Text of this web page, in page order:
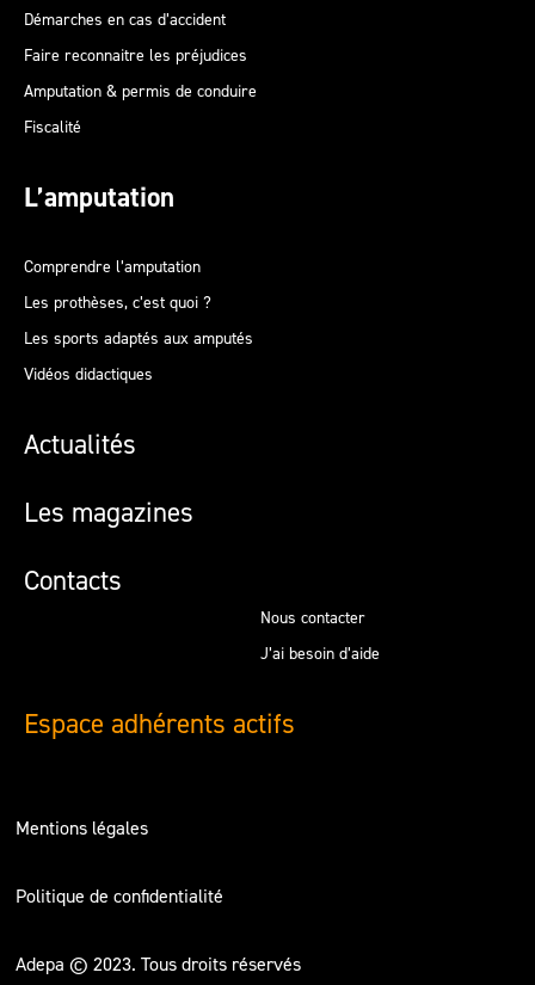
Démarches en cas d’accident
Faire reconnaitre les préjudices
Amputation & permis de conduire
Fiscalité
L’amputation
Comprendre l’amputation
Les prothèses, c’est quoi ?
Les sports adaptés aux amputés
Vidéos didactiques
Actualités
Les magazines
Contacts
Nous contacter
J’ai besoin d’aide
Espace adhérents actifs
Mentions légales
Politique de confidentialité
Adepa © 2023. Tous droits réservés